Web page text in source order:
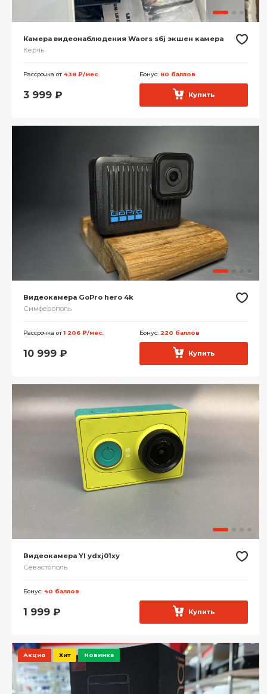
Камера видеонаблюдения Waors s6j экшен камера
Керчь
Рассрочка от 438 ₽/мес. Бонус: 80 баллов
3 999 ₽ Купить
Видеокамера GoPro hero 4k
Симферополь
Рассрочка от1 206 ₽/мес. Бонус: 220 баллов
10 999 ₽ Купить
Видеокамера YI ydxj01xy
Севастополь
Бонус: 40 баллов
1 999 ₽ Купить
Акция Хит Новинка